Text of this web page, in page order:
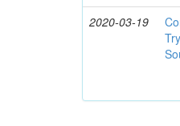
2020-03-19